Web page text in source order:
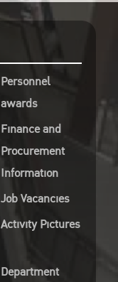
Personnel
awards
Finance and
Procurement
Information
Job Vacancies
Activity Pictures
Department